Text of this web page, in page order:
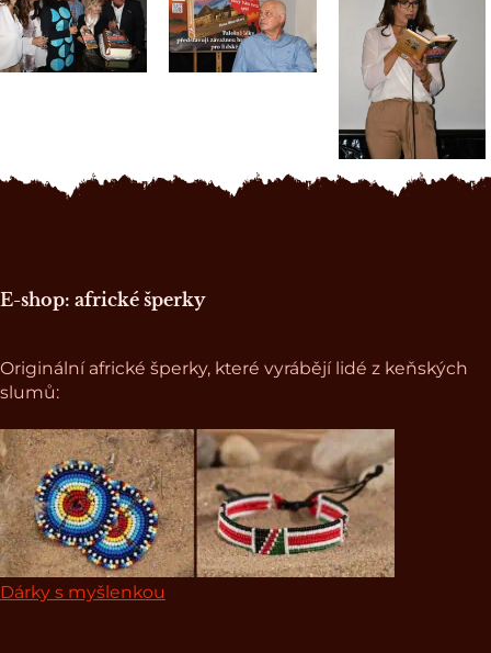
E-shop: africké šperky
Originální africké šperky, které vyrábějí lidé z keňských
slumů:
Dárky s myšlenkou